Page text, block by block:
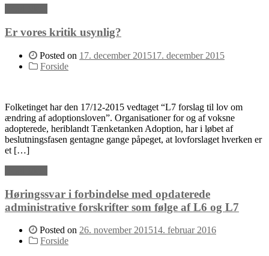
Er vores kritik usynlig?
Posted on 17. december 201517. december 2015
Forside
Folketinget har den 17/12-2015 vedtaget “L7 forslag til lov om
ændring af adoptionsloven”. Organisationer for og af voksne
adopterede, heriblandt Tænketanken Adoption, har i løbet af
beslutningsfasen gentagne gange påpeget, at lovforslaget hverken er
et […]
Høringssvar i forbindelse med opdaterede
administrative forskrifter som følge af L6 og L7
Posted on 26. november 201514. februar 2016
Forside